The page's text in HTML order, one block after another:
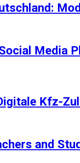
Media
Kfz-
and